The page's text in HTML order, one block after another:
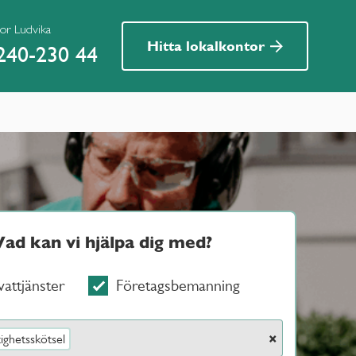
Ludvika
230 44 Hitta lokalkontor
kan vi hjälpa dig med?
Företagsbemanning
×